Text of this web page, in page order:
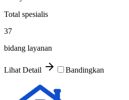
Total spesialis
37
bidang layanan
Lihat Detail Bandingkan